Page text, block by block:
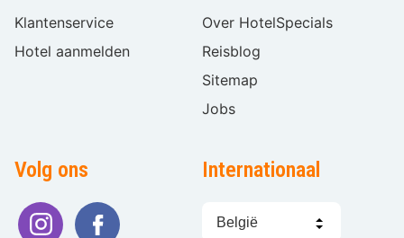
Klantenservice
Hotel aanmelden
Over HotelSpecials
Reisblog
Sitemap
Jobs
Volg ons Internationaal
kiezen